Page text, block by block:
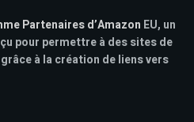
Partenaires d’Amazon EU, un
pour permettre à des sites de
à la création de liens vers